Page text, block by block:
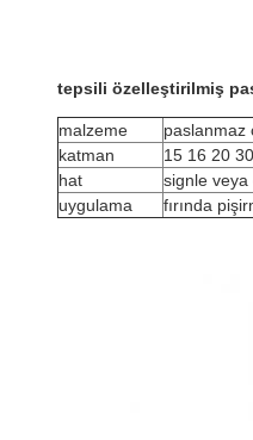
tepsili özelleştirilmiş
malzeme
paslanmaz
katman
15 16 20
hat
signle veya
uygulama
fırında